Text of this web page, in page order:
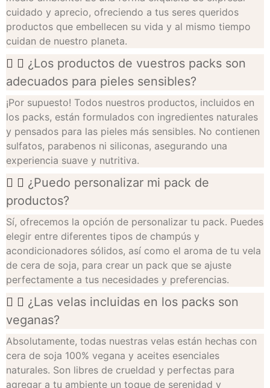
cuidado y aprecio, ofreciendo a tus seres queridos
productos que embellecen su vida y al mismo tiempo
cuidan de nuestro planeta.
¿Los productos de vuestros packs son
adecuados para pieles sensibles?
¡Por supuesto! Todos nuestros productos, incluidos en
los packs, están formulados con ingredientes naturales
y pensados para las pieles más sensibles. No contienen
sulfatos, parabenos ni siliconas, asegurando una
experiencia suave y nutritiva.
¿Puedo personalizar mi pack de
productos?
Sí, ofrecemos la opción de personalizar tu pack. Puedes
elegir entre diferentes tipos de champús y
acondicionadores sólidos, así como el aroma de tu vela
de cera de soja, para crear un pack que se ajuste
perfectamente a tus necesidades y preferencias.
¿Las velas incluidas en los packs son
veganas?
Absolutamente, todas nuestras velas están hechas con
cera de soja 100% vegana y aceites esenciales
naturales. Son libres de crueldad y perfectas para
agregar a tu ambiente un toque de serenidad y